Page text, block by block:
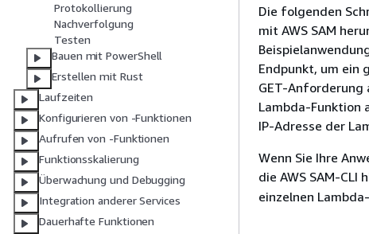
Protokollierung
Nachverfolgung
Testen
Bauen mit PowerShell
Erstellen mit Rust
Laufzeiten
Konfigurieren von -Funktionen
Aufrufen von -Funktionen
Funktionsskalierung
Überwachung und Debugging
Integration anderer Services
Dauerhafte Funktionen
Die folgenden
mit AWS SAM
Endpunkt, um ein
GET-Anforderung
Lambda-Funktion
IP-Adresse der
Wenn Sie Ihre
die AWS SAM-CLI
einzelnen